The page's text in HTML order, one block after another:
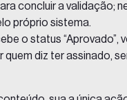
concluir a validação;
próprio sistema.
o status “Aprovado”,
diz ter assinado,